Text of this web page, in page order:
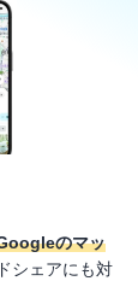
のマッ
シェアにも対